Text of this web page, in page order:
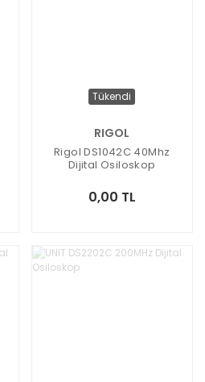
Tükendi
RIGOL
Rigol DS1042C 40Mhz
Dijital Osiloskop
0,00 TL